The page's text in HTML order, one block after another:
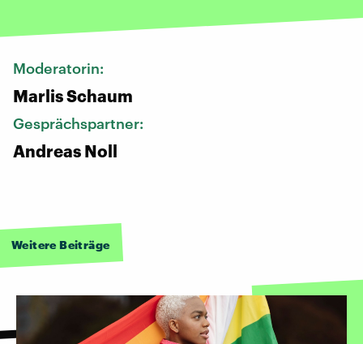
Moderatorin:
Marlis Schaum
Gesprächspartner:
Andreas Noll
Weitere Beiträge